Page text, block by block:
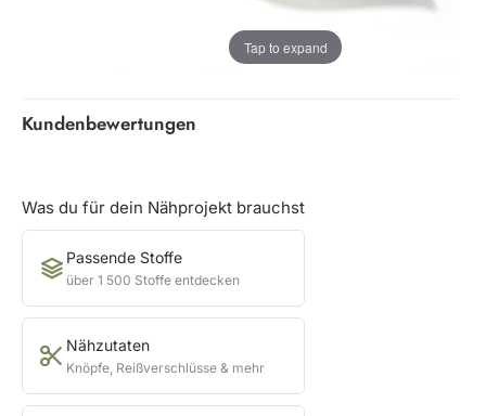
Tap to expand
Kundenbewertungen
Was du für dein Nähprojekt brauchst
Passende Stoffe
über 1 500 Stoffe entdecken
Nähzutaten
Knöpfe, Reißverschlüsse & mehr